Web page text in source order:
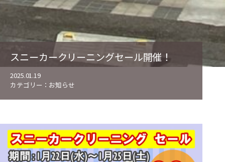
スニーカークリーニングセール開催！
2025.01.19
カテゴリー： お知らせ